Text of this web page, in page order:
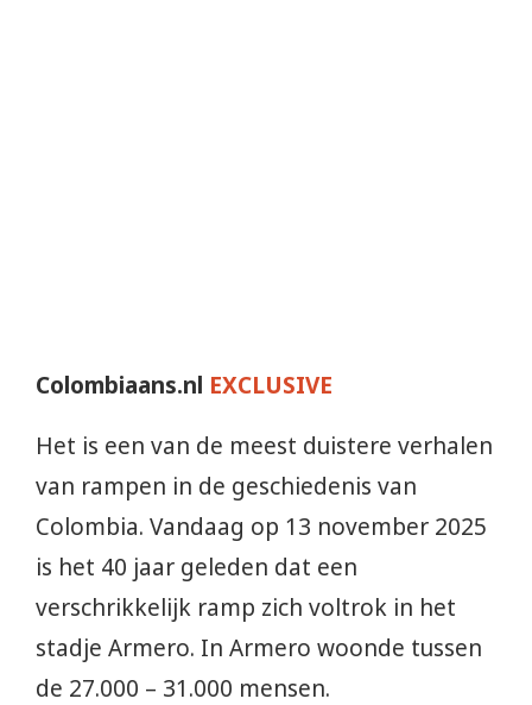
Colombiaans.nl EXCLUSIVE
Het is een van de meest duistere verhalen
van rampen in de geschiedenis van
Colombia. Vandaag op 13 november 2025
is het 40 jaar geleden dat een
verschrikkelijk ramp zich voltrok in het
stadje Armero. In Armero woonde tussen
de 27.000 – 31.000 mensen.